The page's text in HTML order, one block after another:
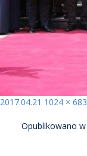
Opublikowano
2017.04.21 Pełny
1024 × 683
WPISUOpublikowano w